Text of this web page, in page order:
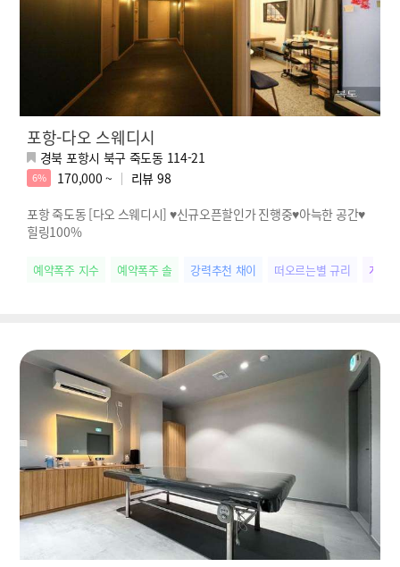
포항-다오 스웨디시
경북 포항시 북구 죽도동 114-21
6% 170,000 ~ 리뷰 98
포항 죽도동 [다오 스웨디시] ♥신규오픈할인가 진행중♥아늑한 공간♥
힐링100%
예약폭주 지수 예약폭주 솔 강력추천 채이 떠오르는별 규리 개성